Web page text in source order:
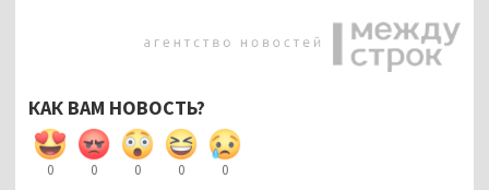
КАК ВАМ НОВОСТЬ?
0 0 0 0 0